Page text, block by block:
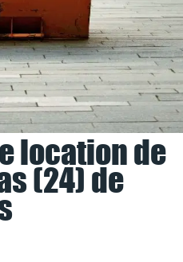
location de
(24) de